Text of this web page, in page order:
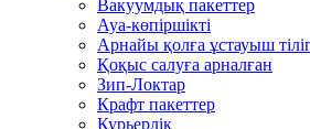
Вакуумдық пакеттер
Ауа-көпіршікті
Арнайы қолға ұстауыш
Қоқыс салуға арналған
Зип-Локтар
Крафт пакеттер
Курьерлік